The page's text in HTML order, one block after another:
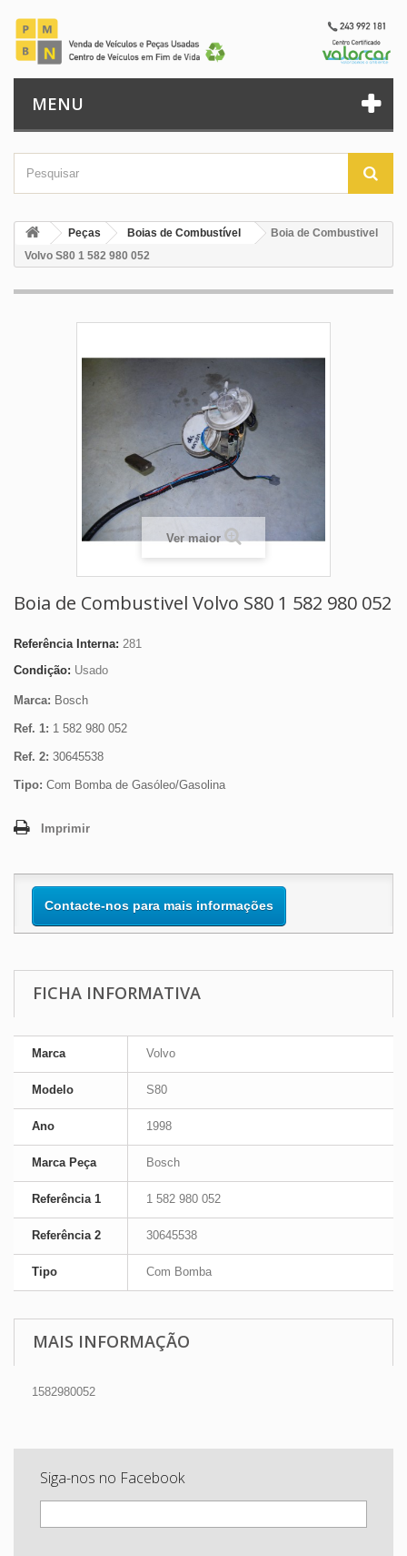
MENU
Peças Boias de Combustível
Boia de Combustivel
Volvo S80 1 582 980 052
Ver maior
Boia de Combustivel Volvo S80 1 582 980 052
Referência Interna: 281
Condição: Usado
Marca: Bosch
Ref. 1: 1 582 980 052
Ref. 2: 30645538
Tipo: Com Bomba de Gasóleo/Gasolina
Imprimir
Contacte-nos para mais informações
FICHA INFORMATIVA
Marca Volvo
Modelo S80
Ano 1998
Marca Peça Bosch
Referência 1 1 582 980 052
Referência 2 30645538
Tipo Com Bomba
MAIS INFORMAÇÃO
1582980052
Siga-nos no Facebook